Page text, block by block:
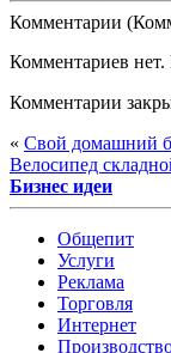
Комментарии
Комментариев
Комментарии
« Свой домашний
Велосипед
Бизнес идеи
Общепит
Услуги
Реклама
Торговля
Интернет